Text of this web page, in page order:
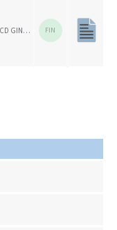
CD GINER DE LOS RÍOS FIN